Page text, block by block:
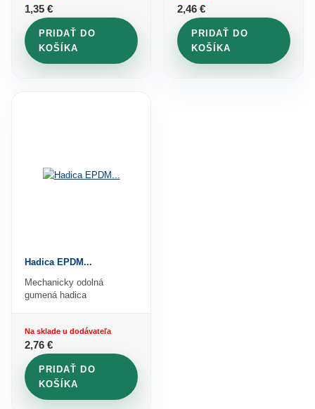
1,35 €
PRIDAŤ DO
KOŠÍKA
2,46 €
PRIDAŤ DO
KOŠÍKA
Hadica EPDM...
Mechanicky odolná
gumená hadica
Na sklade u dodávateľa
2,76 €
PRIDAŤ DO
KOŠÍKA